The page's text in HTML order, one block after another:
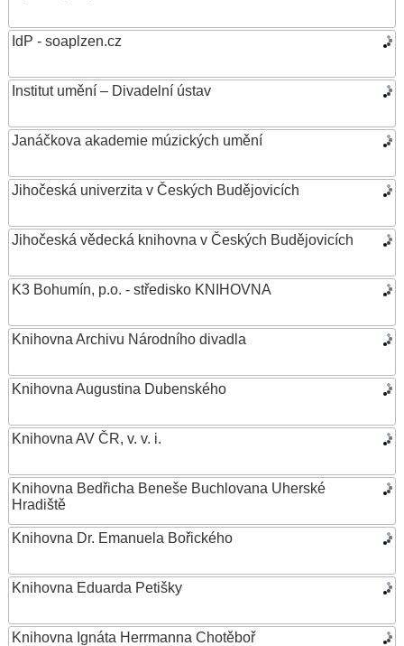
IdP - soaplzen.cz
Institut umění – Divadelní ústav
Janáčkova akademie múzických umění
Jihočeská univerzita v Českých Budějovicích
Jihočeská vědecká knihovna v Českých Budějovicích
K3 Bohumín, p.o. - středisko KNIHOVNA
Knihovna Archivu Národního divadla
Knihovna Augustina Dubenského
Knihovna AV ČR, v. v. i.
Knihovna Bedřicha Beneše Buchlovana Uherské
Hradiště
Knihovna Dr. Emanuela Bořického
Knihovna Eduarda Petišky
Knihovna Ignáta Herrmanna Chotěboř